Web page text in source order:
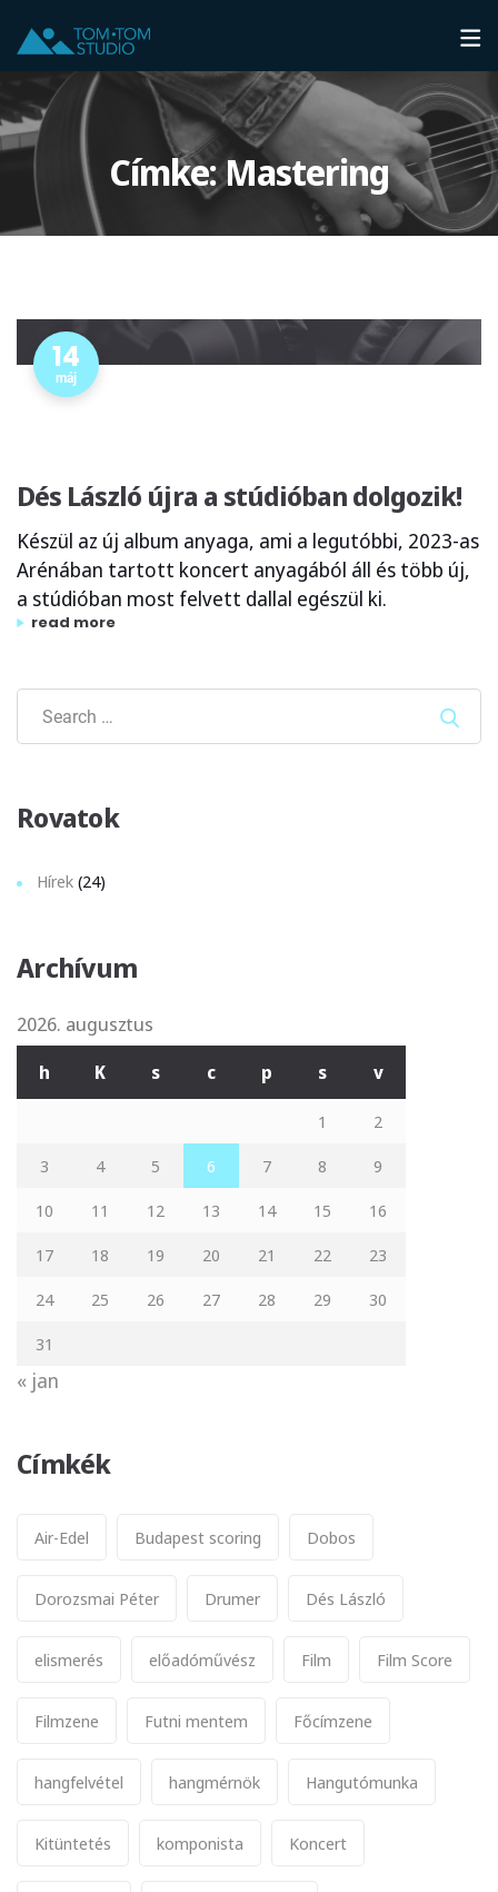
Címke:Mastering
14
máj
Dés László újra a stúdióban dolgozik!
Készül az új album anyaga, ami a legutóbbi, 2023-as
Arénában tartott koncert anyagából áll és több új,
a stúdióban most felvett dallal egészül ki.
read more
„dés lászló újra a stúdióban dolgozik!”
Rovatok
Hírek (24)
Archívum
2026. augusztus
h K s c p s v
1
2
3
4 5 6 7 8
9
10
11 12 13 14 15
16
17
18 19 20 21 22
23
24
25 26 27 28 29
30
31
« jan
Címkék
Air-Edel Budapest scoring Dobos
Dorozsmai Péter Drumer Dés László
elismerés előadóművész Film Film Score
Filmzene Futni mentem Főcímzene
hangfelvétel hangmérnök Hangutómunka
Kitüntetés komponista Koncert